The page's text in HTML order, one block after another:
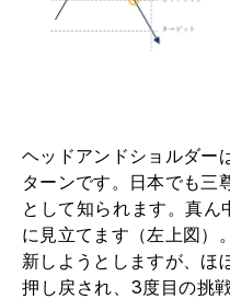
ヘッドアンドショルダー
ターンです。日本でも三
として知られます。真
に見立てます（左上図）
新しようとしますが、ほ
押し戻され、3度目の挑